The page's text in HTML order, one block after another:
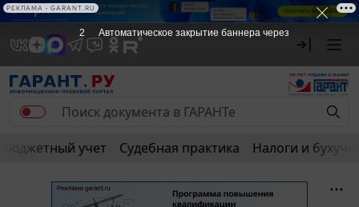
Бюджетный учет Судебная практика Налоги и
2 Автоматическое закрытие баннера через
РЕКЛАМА • GARANT.RU